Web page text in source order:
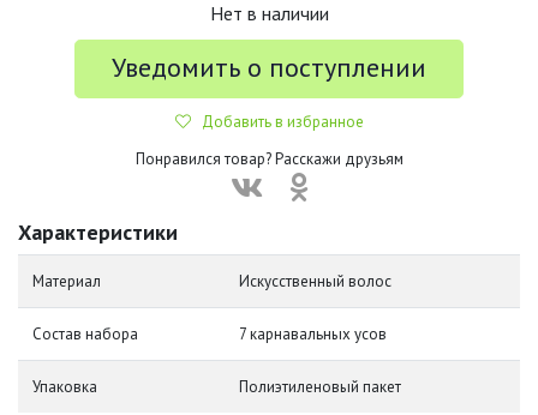
Нет в наличии
Уведомить о поступлении
Добавить в избранное
Понравился товар? Расскажи друзьям
Характеристики
Материал Искусственный волос
Состав набора 7 карнавальных усов
Упаковка Полиэтиленовый пакет